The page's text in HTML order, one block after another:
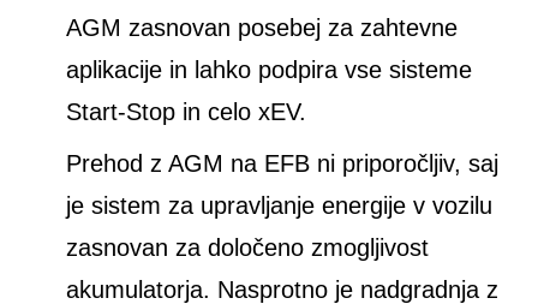
AGM zasnovan posebej za zahtevne
aplikacije in lahko podpira vse sisteme
Start-Stop in celo xEV.
Prehod z AGM na EFB ni priporočljiv, saj
je sistem za upravljanje energije v vozilu
zasnovan za določeno zmogljivost
akumulatorja. Nasprotno je nadgradnja z